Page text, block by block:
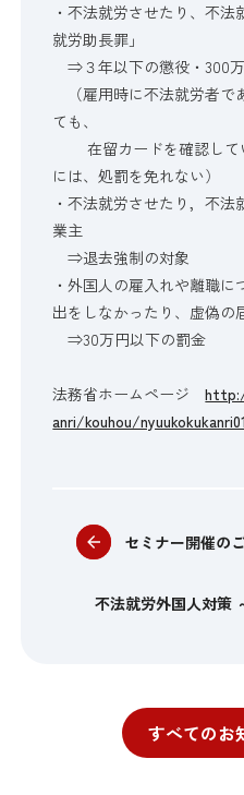
・不法就労させたり、不
就労助長罪」
⇒３年以下の懲役・300
（雇用時に不法就労者で
ても、
在留カードを確認して
には、処罰を免れない）
・不法就労させたり，不
業主
⇒退去強制の対象
・外国人の雇入れや離職
出をしなかったり、虚偽の
⇒30万円以下の罰金
法務省ホームページ
anri/kouhou/
セミナー開催の
不法就労外国人対策
すべてのお